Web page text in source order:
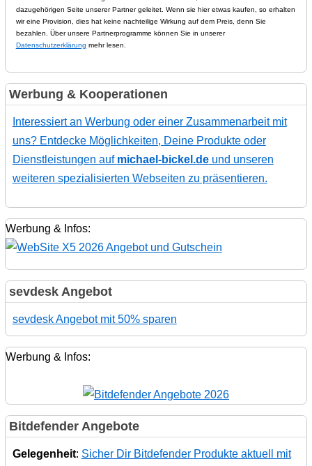
dazugehörigen Seite unserer Partner geleitet. Wenn sie hier etwas kaufen, so erhalten
wir eine Provision, dies hat keine nachteilige Wirkung auf dem Preis, denn Sie
bezahlen. Über unsere Partnerprogramme können Sie in unserer
Datenschutzerklärung mehr lesen.
Werbung & Kooperationen
Interessiert an Werbung oder einer Zusammenarbeit mit
uns? Entdecke Möglichkeiten, Deine Produkte oder
Dienstleistungen auf michael-bickel.deund unseren
weiteren spezialisierten Webseiten zu präsentieren.
Werbung & Infos:
sevdesk Angebot
sevdesk Angebot mit 50% sparen
Werbung & Infos:
Bitdefender Angebote
Gelegenheit: Sicher Dir Bitdefender Produkte aktuell mit